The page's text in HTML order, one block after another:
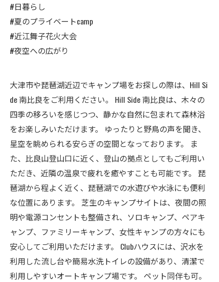
#日暮らし
#夏のプライベートcamp
#近江舞子花火大会
#夜空への広がり
大津市や琵琶湖近辺でキャンプ場をお探しの際は、Hill Si
de 南比良をご利用ください。 Hill Side 南比良は、木々の
四季の移ろいを感じつつ、静かな自然に包まれて森林浴
をお楽しみいただけます。 ゆったりと野鳥の声を聞き、
星空を眺められる安らぎの空間となっております。 ま
た、比良山登山口に近く、登山の拠点としてもご利用い
ただき、近隣の温泉で疲れを癒やすことも可能です。 琵
琶湖から程よく近く、琵琶湖での水遊びや水泳にも便利
な位置にあります。 芝生のキャンプサイトは、夜間の照
明や電源コンセントも整備され、ソロキャンプ、ペアキ
ャンプ、ファミリーキャンプ、女性キャンプの方々にも
安心してご利用いただけます。 Clubハウスには、沢水を
利用した流し台や簡易水洗トイレの設備があり、清潔で
利用しやすいオートキャンプ場です。 ペット同伴も可。